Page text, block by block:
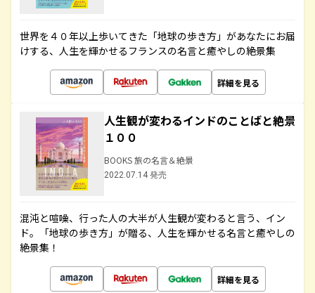
世界を４０年以上歩いてきた「地球の歩き方」があなたにお届
けする、人生を輝かせるフランスの名言と癒やしの絶景集
詳細を見る
人生観が変わるインドのことばと絶景
１００
BOOKS 旅の名言＆絶景
2022.07.14 発売
混沌と喧噪、行った人の大半が人生観が変わると言う、イン
ド。「地球の歩き方」が贈る、人生を輝かせる名言と癒やしの
絶景集！
詳細を見る